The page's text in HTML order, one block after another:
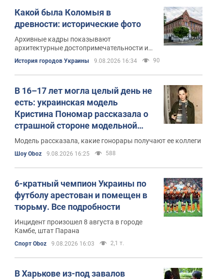
Какой была Коломыя в
древности: исторические фото
Архивные кадры показывают
архитектурные достопримечательности и
повседневную жизнь старинного галицкого
города
История городов Украины 9.08.2026 16:34 90
В 16–17 лет могла целый день не
есть: украинская модель
Кристина Пономар рассказала о
страшной стороне модельной
карьеры
Модель рассказала, какие гонорары получают ее коллеги
Шоу Oboz 9.08.2026 16:25 588
6-кратный чемпион Украины по
футболу арестован и помещен в
тюрьму. Все подробности
Инцидент произошел 8 августа в городе
Камбе, штат Парана
Спорт Oboz 9.08.2026 16:03 2,1 т.
В Харькове из-под завалов